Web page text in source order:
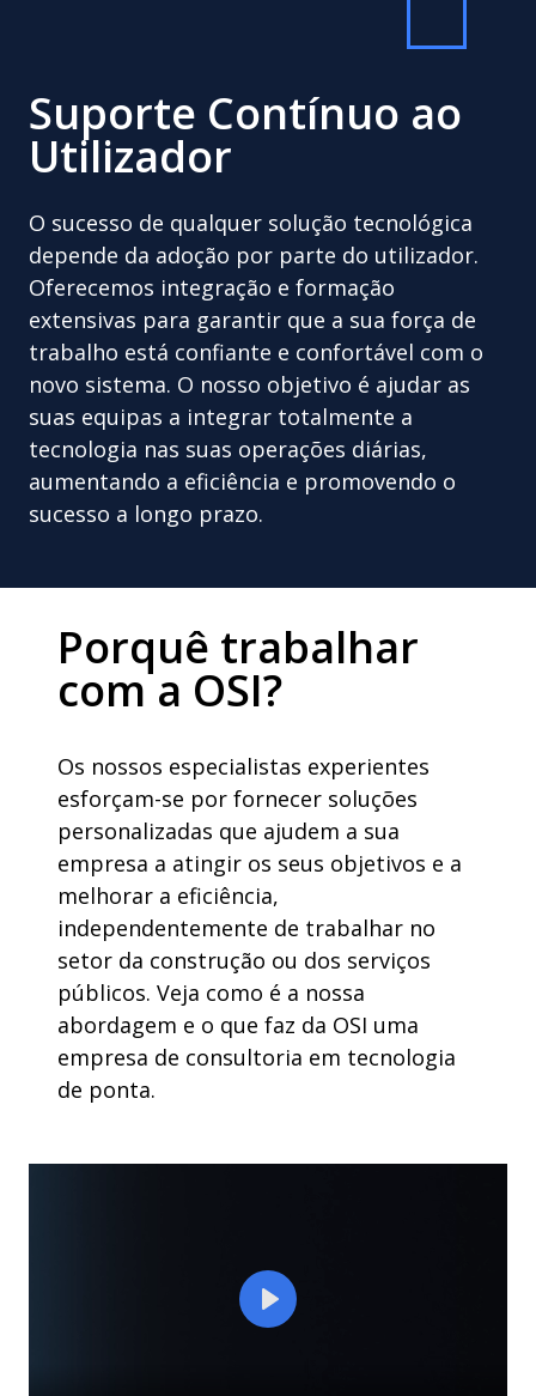
Suporte Contínuo ao
Utilizador
O sucesso de qualquer solução tecnológica
depende da adoção por parte do utilizador.
Oferecemos integração e formação
extensivas para garantir que a sua força de
trabalho está confiante e confortável com o
novo sistema. O nosso objetivo é ajudar as
suas equipas a integrar totalmente a
tecnologia nas suas operações diárias,
aumentando a eficiência e promovendo o
sucesso a longo prazo.
Porquê trabalhar
com a OSI?
Os nossos especialistas experientes
esforçam-se por fornecer soluções
personalizadas que ajudem a sua
empresa a atingir os seus objetivos e a
melhorar a eficiência,
independentemente de trabalhar no
setor da construção ou dos serviços
públicos. Veja como é a nossa
abordagem e o que faz da OSI uma
empresa de consultoria em tecnologia
de ponta.
Play